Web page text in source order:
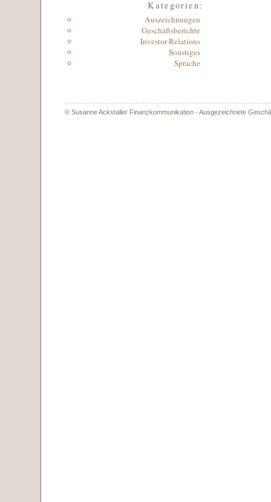
Kategorien:
Auszeichnungen
Geschäftsberichte
Investor Relations
Sonstiges
Sprache
© Susanne Ackstaller Finanzkommunikation - Ausgezeichnete